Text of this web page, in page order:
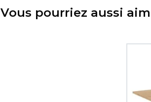
Vous pourriez aussi